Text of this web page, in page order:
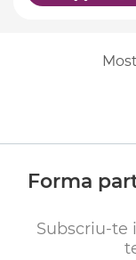
Forma
Subscriu-te